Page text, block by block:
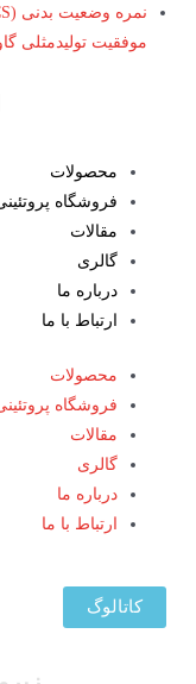
موفقیت تولیدمثلی
محصولات
فروشگاه
مقالات
گالری
درباره ما
ارتباط با ما
محصولات
فروشگاه
مقالات
گالری
درباره ما
ارتباط با ما
کاتالوگ